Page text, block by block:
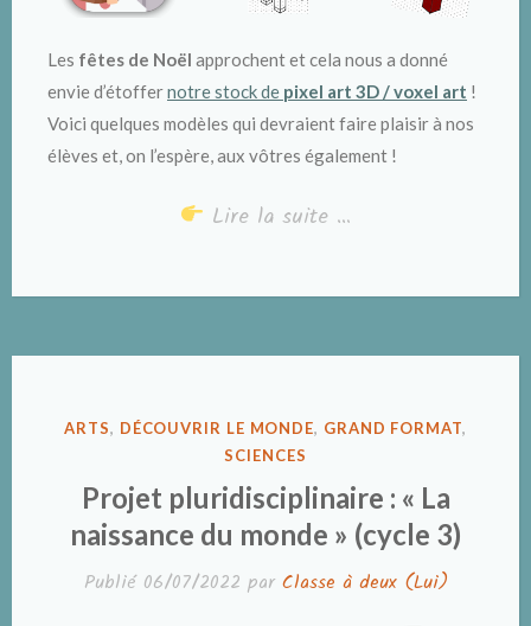
Les fêtes de Noël approchent et cela nous a donné
envie d’étoffernotre stock de pixel art 3D / voxel art !
Voici quelques modèles qui devraient faire plaisir à nos
élèves et, on l’espère, aux vôtres également !
Lire la suite …
PUBLIÉ
ARTS, DÉCOUVRIR LE MONDE, GRAND FORMAT,
SCIENCES
Projet pluridisciplinaire : « La
naissance du monde » (cycle 3)
Publié 06/07/2022 par Classe à deux (Lui)